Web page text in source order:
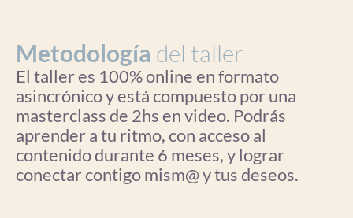
Metodología del taller
El taller es 100% online en formato
asincrónico y está compuesto por una
masterclass de 2hs en video. Podrás
aprender a tu ritmo, con acceso al
contenido durante 6 meses, y lograr
conectar contigo mism@ y tus deseos.